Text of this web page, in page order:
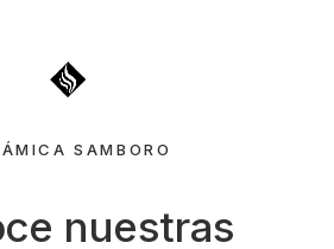
SAMBORO
nuestras